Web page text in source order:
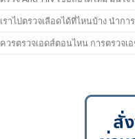
เราไปตรวจเลือดได้ที่ไหนบ้าง นำก
ควรตรวจเอดส์ตอนไหน การตรวจเ